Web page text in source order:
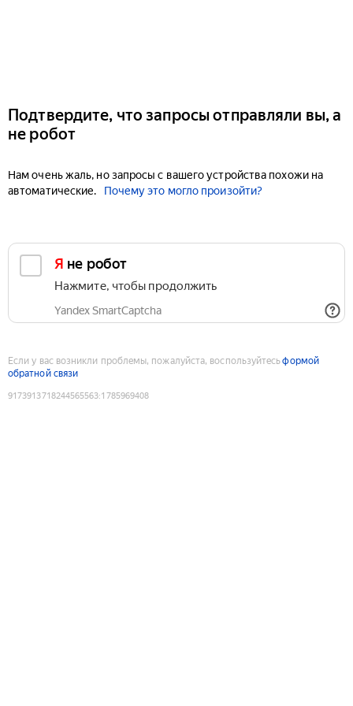
Подтвердите, что запросы отправляли вы, а
не робот
Нам очень жаль, но запросы с вашего устройства похожи на
автоматические.
Почему это могло произойти?
Я не робот
Нажмите, чтобы продолжить
Yandex SmartCaptcha
Если у вас возникли проблемы, пожалуйста, воспользуйтесьформой
обратной связи
9173913718244565563:1785969408